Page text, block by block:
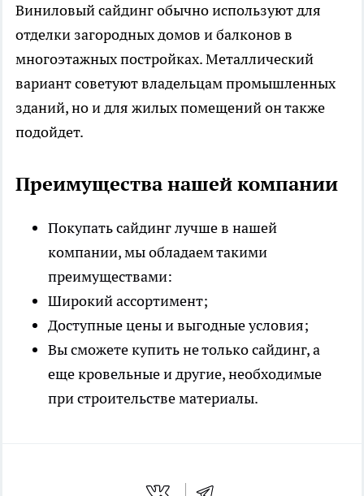
Виниловый сайдинг обычно используют для
отделки загородных домов и балконов в
многоэтажных постройках. Металлический
вариант советуют владельцам промышленных
зданий, но и для жилых помещений он также
подойдет.
Преимущества нашей компании
Покупать сайдинг лучше в нашей
компании, мы обладаем такими
преимуществами:
Широкий ассортимент;
Доступные цены и выгодные условия;
Вы сможете купить не только сайдинг, а
еще кровельные и другие, необходимые
при строительстве материалы.